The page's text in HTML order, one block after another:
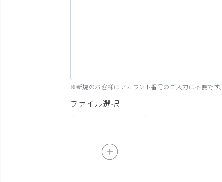
※新規のお客様はアカウント番号のご入力は不要です。
ファイル選択